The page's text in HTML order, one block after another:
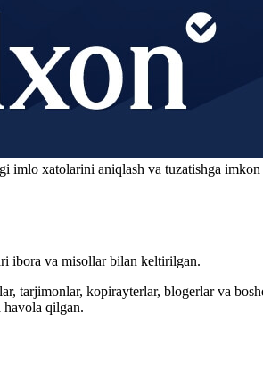
imlo xatolarini aniqlash va tuzatishga imkon
ibora va misollar bilan keltirilgan.
tarjimonlar, kopirayterlar, blogerlar va
qilgan.